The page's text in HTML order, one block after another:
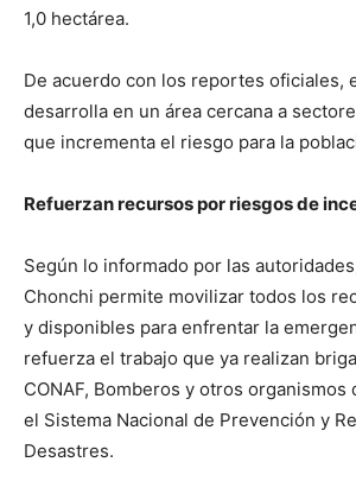
1,0 hectárea.
De acuerdo con los reportes oficiales,
desarrolla en un área cercana a
que incrementa el riesgo para la
Refuerzan recursos por riesgos de
Según lo informado por las
Chonchi permite movilizar todos los
y disponibles para enfrentar la
refuerza el trabajo que ya realizan
CONAF, Bomberos y otros organismos
el Sistema Nacional de Prevención y
Desastres.